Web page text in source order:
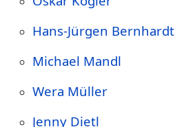
Hans-Jürgen Bernhardt
Michael Mandl
Wera Müller
Jenny Dietl